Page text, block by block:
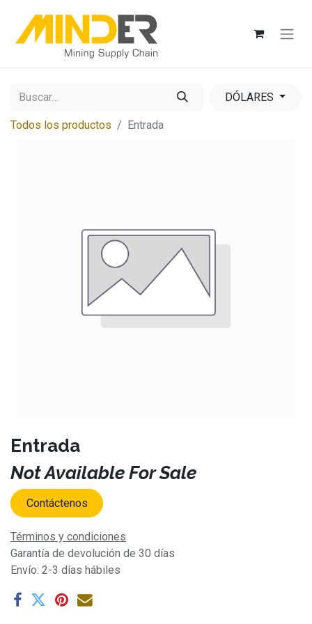
DÓLARES
Todos los productos Entrada
Entrada
Not Available For Sale
Contáctenos
Términos y condiciones
Garantía de devolución de 30 días
Envío: 2-3 días hábiles